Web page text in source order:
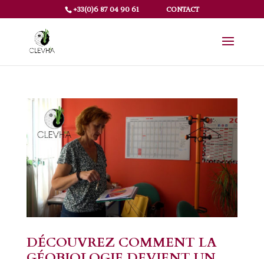
+33(0)6 87 04 90 61 CONTACT
DÉCOUVREZ COMMENT LA